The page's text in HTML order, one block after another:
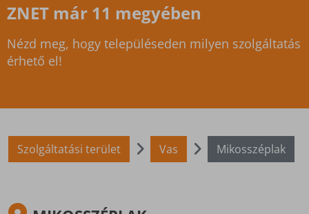
ZNET már 11 megyében
Nézd meg, hogy településeden milyen szolgáltatás
érhető el!
Szolgáltatási terület Vas Mikosszéplak